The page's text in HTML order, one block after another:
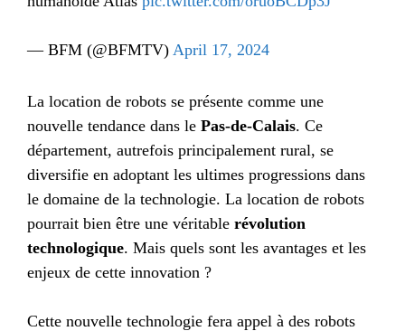
— BFM (@BFMTV) April 17, 2024
La location de robots se présente comme une
nouvelle tendance dans le Pas-de-Calais. Ce
département, autrefois principalement rural, se
diversifie en adoptant les ultimes progressions dans
le domaine de la technologie. La location de robots
pourrait bien être une véritable révolution
technologique. Mais quels sont les avantages et les
enjeux de cette innovation ?
Cette nouvelle technologie fera appel à des robots